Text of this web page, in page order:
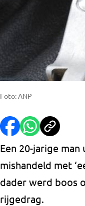
Foto: ANP
Een 20-jarige
mishandeld met
dader werd boos
rijgedrag.